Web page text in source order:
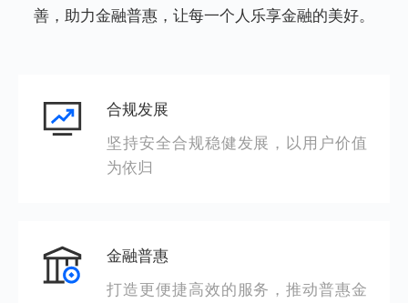
善，助力金融普惠，让每一个人乐享金融的美好。
合规发展
坚持安全合规稳健发展，以用户价值
为依归
金融普惠
打造更便捷高效的服务，推动普惠金